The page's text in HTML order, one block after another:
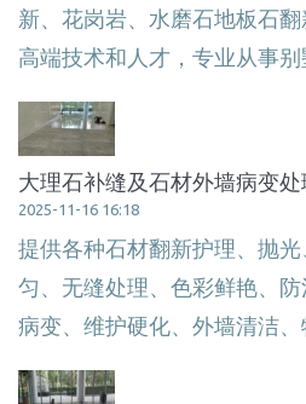
新、花岗岩、水磨石地板石
高端技术和人才，专业从事
大理石补缝及石材外墙病变
2025-11-16 16:18
提供各种石材翻新护理、抛
匀、无缝处理、色彩鲜艳、
病变、维护硬化、外墙清洁